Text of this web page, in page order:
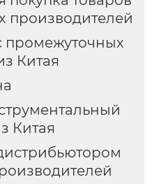
производителей
Китая
Китая